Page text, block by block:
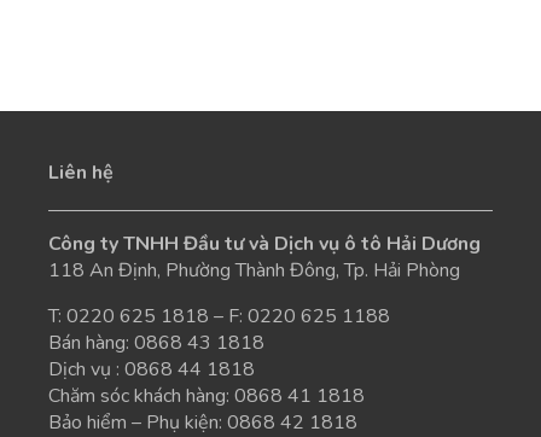
Liên hệ
Công ty TNHH Đầu tư và Dịch vụ ô tô Hải Dương
118 An Định, Phường Thành Đông, Tp. Hải Phòng
T: 0220 625 1818 – F: 0220 625 1188
Bán hàng: 0868 43 1818
Dịch vụ : 0868 44 1818
Chăm sóc khách hàng: 0868 41 1818
Bảo hiểm – Phụ kiện: 0868 42 1818